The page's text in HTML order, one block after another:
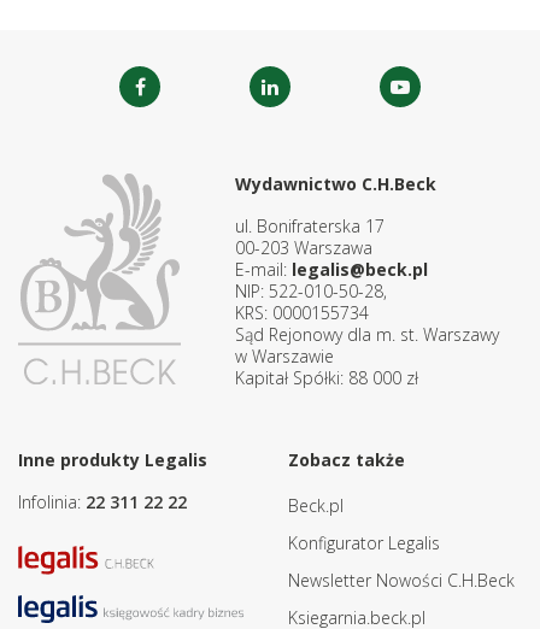
Wydawnictwo C.H.Beck
ul. Bonifraterska 17
00-203 Warszawa
E-mail: legalis@beck.pl
NIP: 522-010-50-28,
KRS: 0000155734
Sąd Rejonowy dla m. st. Warszawy
w Warszawie
Kapitał Spółki: 88 000 zł
Inne produkty Legalis
Infolinia: 22 311 22 22
Zobacz także
Beck.pl
Konfigurator Legalis
Newsletter Nowości C.H.Beck
Ksiegarnia.beck.pl